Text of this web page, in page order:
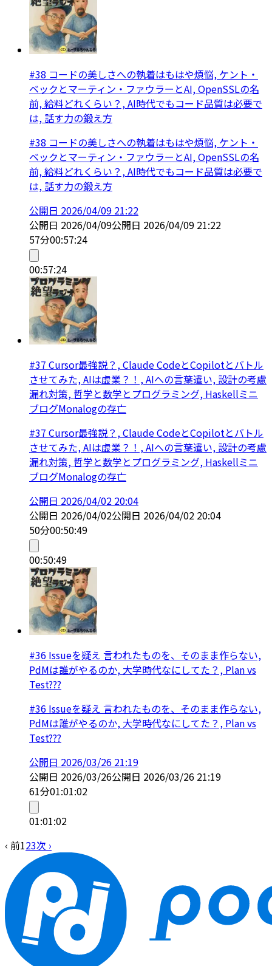
#38 コードの美しさへの執着はもはや煩悩, ケント・
ベックとマーティン・ファウラーとAI, OpenSSLの名
前, 給料どれくらい？, AI時代でもコード品質は必要で
は, 話す力の鍛え方
#38 コードの美しさへの執着はもはや煩悩, ケント・
ベックとマーティン・ファウラーとAI, OpenSSLの名
前, 給料どれくらい？, AI時代でもコード品質は必要で
は, 話す力の鍛え方
公開日 2026/04/09 21:22
公開日 2026/04/09公開日 2026/04/09 21:22
57分00:57:24
00:57:24
#37 Cursor最強説？, Claude CodeとCopilotとバトル
させてみた, AIは虚業？！, AIへの言葉遣い, 設計の考慮
漏れ対策, 哲学と数学とプログラミング, Haskellミニ
ブログMonalogの存亡
#37 Cursor最強説？, Claude CodeとCopilotとバトル
させてみた, AIは虚業？！, AIへの言葉遣い, 設計の考慮
漏れ対策, 哲学と数学とプログラミング, Haskellミニ
ブログMonalogの存亡
公開日 2026/04/02 20:04
公開日 2026/04/02公開日 2026/04/02 20:04
50分00:50:49
00:50:49
#36 Issueを疑え 言われたものを、そのまま作らない,
PdMは誰がやるのか, 大学時代なにしてた？, Plan vs
Test???
#36 Issueを疑え 言われたものを、そのまま作らない,
PdMは誰がやるのか, 大学時代なにしてた？, Plan vs
Test???
公開日 2026/03/26 21:19
公開日 2026/03/26公開日 2026/03/26 21:19
61分01:01:02
01:01:02
‹ 前123次 ›